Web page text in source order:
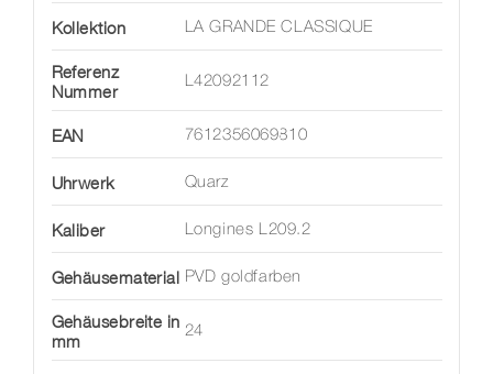
Kollektion LA GRANDE CLASSIQUE
Referenz
Nummer
L42092112
EAN 7612356069810
Uhrwerk Quarz
Kaliber Longines L209.2
Gehäusematerial PVD goldfarben
Gehäusebreite in
mm
24